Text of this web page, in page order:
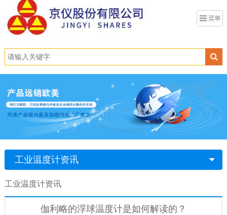
工业温度计资讯
工业温度计资讯
伽利略的浮球温度计是如何解读的？